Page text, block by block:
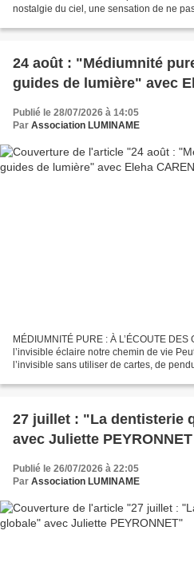
nostalgie du ciel, une sensation de ne
24 août : "Médiumnité
guides de lumière" avec
Publié le 28/07/2026 à 14:05
Par Association LUMINAME
MÉDIUMNITÉ PURE : À L’ÉCOUTE
l’invisible éclaire notre chemin de vie
l’invisible sans utiliser de cartes, de
27 juillet : "La dentisterie
avec Juliette PEYRONNET
Publié le 26/07/2026 à 22:05
Par Association LUMINAME